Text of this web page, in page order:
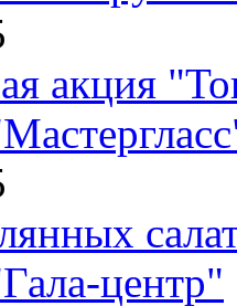
акция
центр"